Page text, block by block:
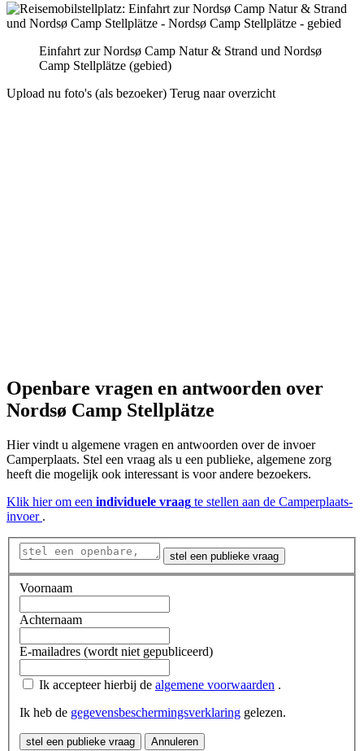
Einfahrt zur Nordsø Camp Natur & Strand und Nordsø
Camp Stellplätze (gebied)
Upload nu foto's (als bezoeker) Terug naar overzicht
Openbare vragen en antwoorden over
Nordsø Camp Stellplätze
Hier vindt u algemene vragen en antwoorden over de invoer
Camperplaats. Stel een vraag als u een publieke, algemene zorg
heeft die mogelijk ook interessant is voor andere bezoekers.
Klik hier om een ​​individuele vraag te stellen aan de Camperplaats-
invoer .
stel een publieke vraag
Voornaam
Achternaam
E-mailadres (wordt niet gepubliceerd)
Ik accepteer hierbij de algemene voorwaarden .
Ik heb de gegevensbeschermingsverklaring gelezen.
stel een publieke vraag Annuleren